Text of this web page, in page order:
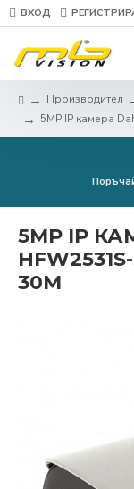
ВХОД
Производител
5MP IP камера
5MP IP
30M